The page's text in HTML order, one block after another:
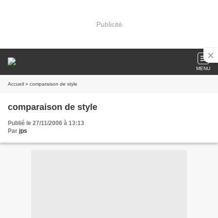
Publicité
MENU
Accueil » comparaison de style
comparaison de style
Publié le 27/11/2006 à 13:13
Par jps